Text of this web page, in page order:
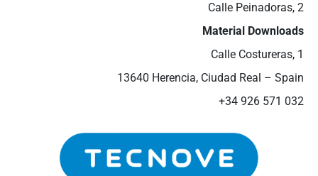
Calle Peinadoras, 2
Material Downloads
Calle Costureras, 1
13640 Herencia, Ciudad Real – Spain
+34 926 571 032